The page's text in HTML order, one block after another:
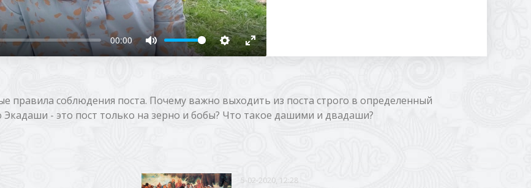
00:00
правила соблюдения поста. Почему важно выходить из поста строго в определенный
- это пост только на зерно и бобы? Что такое дашими и двадаши?
5-02-2020, 12:28